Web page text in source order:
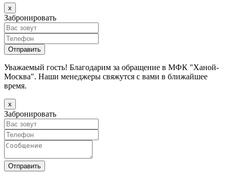
х
Забронировать
Уважаемый гость! Благодарим за обращение в МФК "Ханой-
Москва". Наши менеджеры свяжутся с вами в ближайшее
время.
х
Забронировать